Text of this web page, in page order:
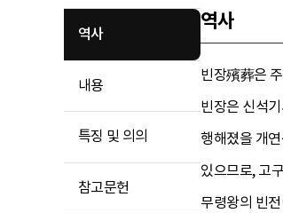
역사
내용
특징 및 의의
참고문헌
역사
빈장殯葬은
빈장은 신석
행해졌을 개
있으므로, 고
무령왕의 빈